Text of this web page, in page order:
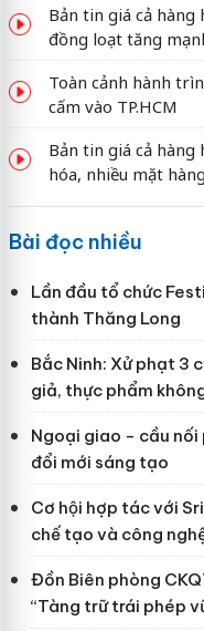
Bản tin giá cả hàng
đồng loạt tăng
Toàn cảnh hành
cấm vào TP.HCM
Bản tin giá cả
hóa, nhiều mặt
Bài đọc nhiều
Lần đầu tổ chức
thành Thăng Long
Bắc Ninh: Xử phạt 3
giả, thực phẩm
Ngoại giao - cầu nối
đổi mới sáng tạo
Cơ hội hợp tác với
chế tạo và công
Đồn Biên phòng
“Tàng trữ trái phép